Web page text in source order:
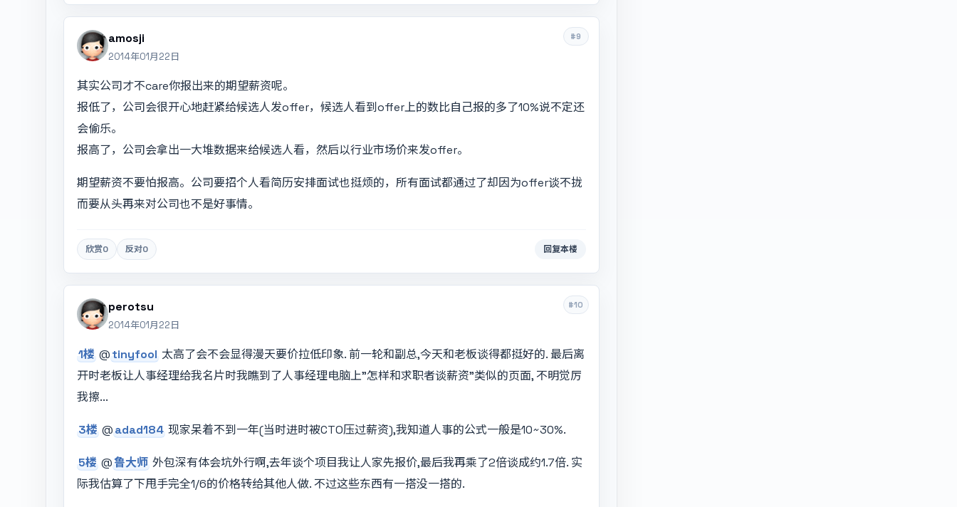
#9
amosji
2014年01月22日
其实公司才不care你报出来的期望薪资呢。
报低了，公司会很开心地赶紧给候选人发offer，候选人看到offer上的数比自己报的多了10%说不定还
会偷乐。
报高了，公司会拿出一大堆数据来给候选人看，然后以行业市场价来发offer。
期望薪资不要怕报高。公司要招个人看简历安排面试也挺烦的，所有面试都通过了却因为offer谈不拢
而要从头再来对公司也不是好事情。
欣赏0 反对0 回复本楼
#10
perotsu
2014年01月22日
1楼@tinyfool 太高了会不会显得漫天要价拉低印象. 前一轮和副总,今天和老板谈得都挺好的. 最后离
开时老板让人事经理给我名片时我瞧到了人事经理电脑上"怎样和求职者谈薪资"类似的页面, 不明觉厉
我擦...
3楼@adad184 现家呆着不到一年(当时进时被CTO压过薪资),我知道人事的公式一般是10~30%.
5楼@鲁大师 外包深有体会坑外行啊,去年谈个项目我让人家先报价,最后我再乘了2倍谈成约1.7倍. 实
际我估算了下甩手完全1/6的价格转给其他人做. 不过这些东西有一搭没一搭的.